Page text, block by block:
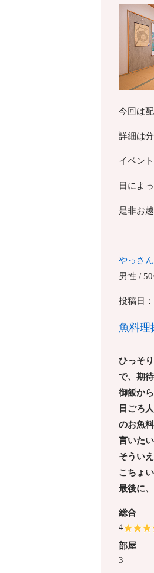
今回は
詳細は
イベン
日によ
是非お
やっさ
男性 /
投稿日
魚料理
ひっそ
で、期
御飯か
日ごろ
のお魚
言いた
そうい
こちょ
最後に
総合
4
部屋
3